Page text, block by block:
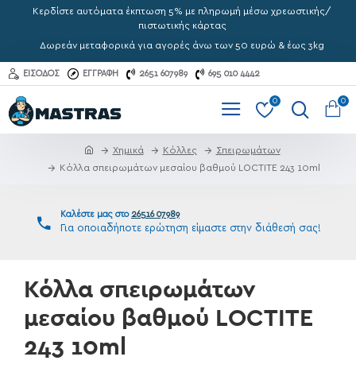
Κερδίστε αυτόματα έκπτωση 5% με πληρωμή μέσω χρεωστικής/
πιστωτικής κάρτας
Δωρεάν μεταφορικά για αγορές άνω των 50 ευρώ & έως 3kg
ΕΊΣΟΔΟΣ ΕΓΓΡΑΦΉ 2651 607989 695 010 4442
0 0
Χημικά Κόλλες
Σπειρωμάτων
Κόλλα σπειρωμάτων μεσαίου βαθμού LOCTITE 243 10ml
Καλέστε μας στο 26516 07989
Για οποιαδήποτε ερώτηση είμαστε στην διάθεσή σας!
Κόλλα σπειρωμάτων
μεσαίου βαθμού LOCTITE
243 10ml